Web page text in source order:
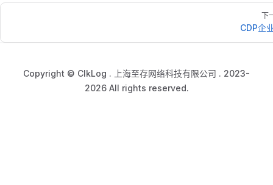
下
CDP企
Copyright © ClkLog . 上海至存网络科技有限公司 . 2023-
2026 All rights reserved.